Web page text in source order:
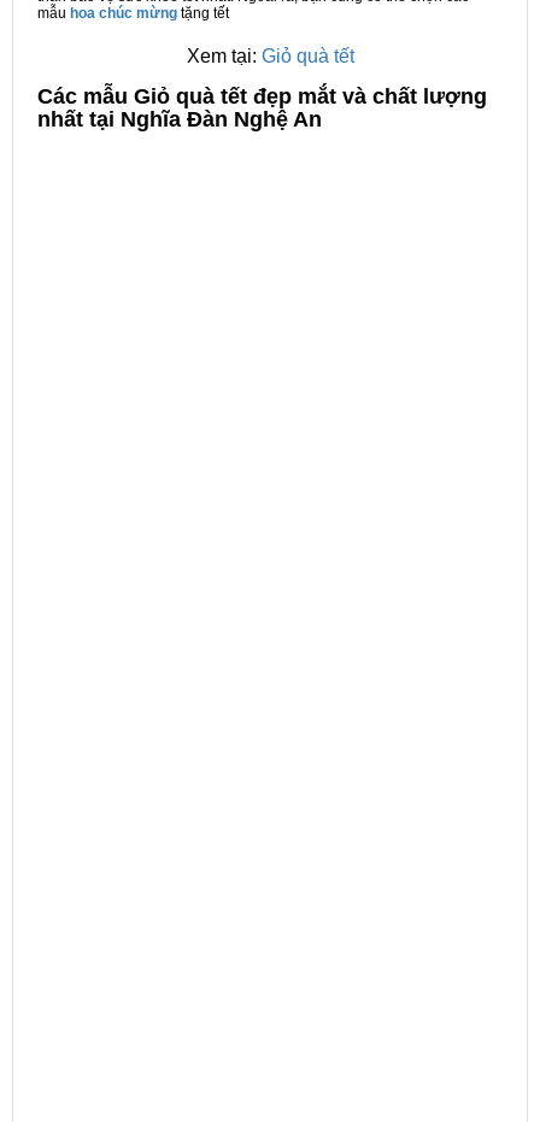
mẫu hoa chúc mừng tặng tết
Xem tại: Giỏ quà tết
Các mẫu Giỏ quà tết đẹp mắt và chất lượng
nhất tại Nghĩa Đàn Nghệ An